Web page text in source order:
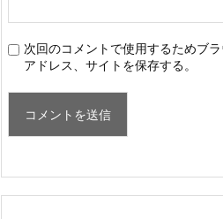
次回のコメントで使用するためブ
アドレス、サイトを保存する。